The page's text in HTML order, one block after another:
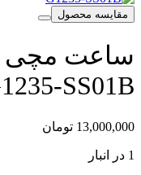
مقایسه محصول
ساعت مچی
SS01B
13,000,000 تومان
1 در انبار